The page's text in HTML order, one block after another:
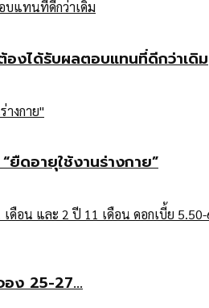
องได้รับผลตอบแทนที่ดีกว่าเดิม
ยืดอายุใช้งานร่างกาย”
ง 25-27...